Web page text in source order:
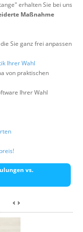
erhalten Sie bei uns
Maßnahme
die Sie ganz frei anpassen
Ihrer Wahl
von praktischen
Ihrer Wahl
vs.